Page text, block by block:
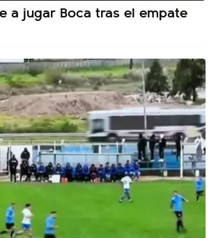
a jugar Boca tras el empate